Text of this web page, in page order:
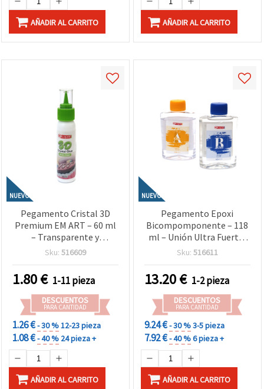
AÑADIR AL CARRITO AÑADIR AL CARRITO
NUEVO
Pegamento Cristal 3D
Premium EM ART – 60 ml
– Transparente y
Brillante, Ideal para
Vidrio en Papel, Bisutería
y Manualidades
Decorativas
Sku: 516609
1.80€ 1-11 pieza
DESCUENTOS
PARA CANTIDAD
1.26 €- 30 %12-23 pieza
1.08 €- 40 % 24 pieza +
AÑADIR AL CARRITO
NUEVO
Pegamento Epoxi
Bicompomponente – 118
ml – Unión Ultra Fuerte,
Duradera y Transparente,
Creativa, Madera, Metal y
Manualidades DIY
Sku: 516611
13.20€ 1-2 pieza
DESCUENTOS
PARA CANTIDAD
9.24 €- 30 %3-5 pieza
7.92 €- 40 %6 pieza +
AÑADIR AL CARRITO